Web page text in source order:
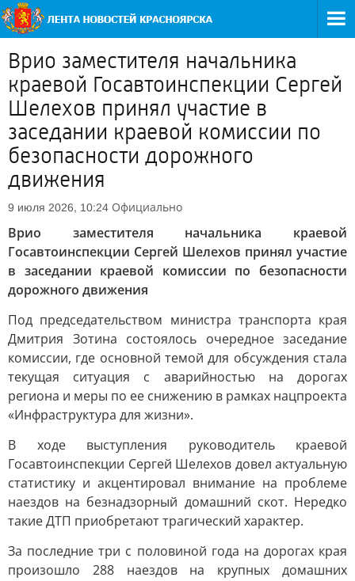
Врио заместителя начальника
краевой Госавтоинспекции Сергей
Шелехов принял участие в
заседании краевой комиссии по
безопасности дорожного
движения
9 июля 2026, 10:24 Официально
Врио заместителя начальника краевой
Госавтоинспекции Сергей Шелехов принял участие
в заседании краевой комиссии по безопасности
дорожного движения
Под председательством министра транспорта края
Дмитрия Зотина состоялось очередное заседание
комиссии, где основной темой для обсуждения стала
текущая ситуация с аварийностью на дорогах
региона и меры по ее снижению в рамках нацпроекта
«Инфраструктура для жизни».
В ходе выступления руководитель краевой
Госавтоинспекции Сергей Шелехов довел актуальную
статистику и акцентировал внимание на проблеме
наездов на безнадзорный домашний скот. Нередко
такие ДТП приобретают трагический характер.
За последние три с половиной года на дорогах края
произошло 288 наездов на крупных домашних